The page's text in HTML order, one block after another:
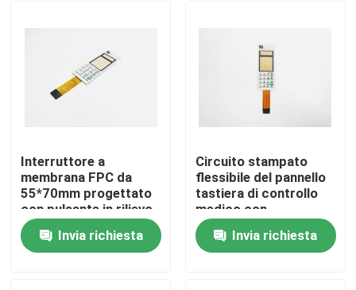
Prodotti
Video
Interruttore a
membrana FPC da
55*70mm progettato
con pulsante in rilievo
e conduttore in
argento stampato
Invia richiesta
Circuito stampato
flessibile del pannello
tastiera di controllo
medico con
interruttore a
membrana con
conduttore in argento
Invia richiesta